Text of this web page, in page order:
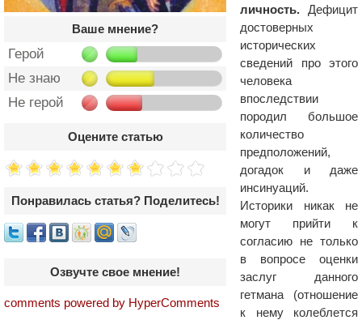
Ваше мнение?
Герой
Не знаю
Не герой
Оцените статью
Понравилась статья? Поделитесь!
Озвучте свое мнение!
comments powered by HyperComments
личность. Дефицит
достоверных
исторических
сведений про этого
человека
впоследствии
породил большое
количество
предположений,
догадок и даже
инсинуаций.
Историки никак не
могут прийти к
согласию не только
в вопросе оценки
заслуг данного
гетмана (отношение
к нему колеблется